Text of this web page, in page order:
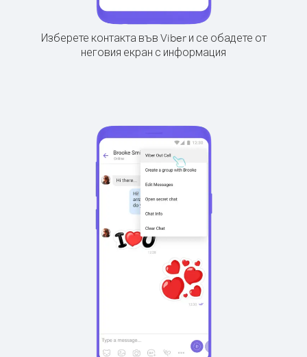
Изберете контакта във Viber и се обадете от
неговия екран с информация